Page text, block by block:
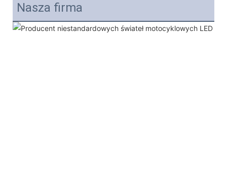
Nasza firma